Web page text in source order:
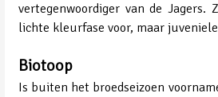
vertegenwoordiger van de Jagers.
lichte kleurfase voor, maar
Biotoop
Is buiten het broedseizoen